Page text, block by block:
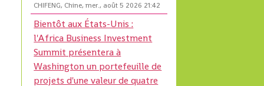
CHIFENG, Chine, mer., août 5 2026 21:42
Bientôt aux États-Unis :
l'Africa Business Investment
Summit présentera à
Washington un portefeuille de
projets d'une valeur de quatre